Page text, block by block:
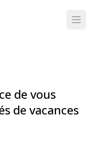
de vous
de vacances